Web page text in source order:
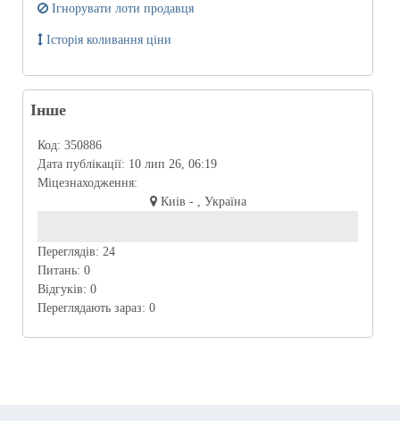
Ігнорувати лоти продавця
Історія коливання ціни
Інше
Код: 350886
Дата публікації: 10 лип 26, 06:19
Міцезнаходження:
Киів - , Україна
Переглядів: 24
Питань: 0
Відгуків: 0
Переглядають зараз: 0